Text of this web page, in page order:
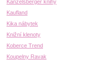
Kanzelsberger knihy
Kaufland
Kika nábytek
Knižní klenoty
Koberce Trend
Koupelny Ravak